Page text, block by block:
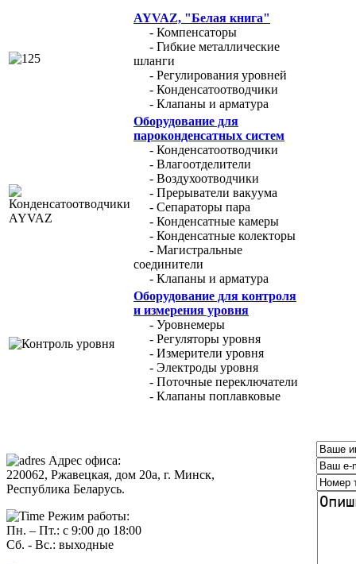
AYVAZ, "Белая книга"
- Компенсаторы
- Гибкие металлические
шланги
- Регулирования уровней
- Конденсатоотводчики
- Клапаны и арматура
Оборудование для
пароконденсатных систем
- Конденсатоотводчики
- Влагоотделители
- Воздухоотводчики
- Прерыватели вакуума
- Сепараторы пара
- Конденсатные камеры
- Конденсатные колекторы
- Магистральные
соединители
- Клапаны и арматура
Оборудование для контроля
и измерения уровня
- Уровнемеры
- Регуляторы уровня
- Измерители уровня
- Электроды уровня
- Поточные переключатели
- Клапаны поплавковые
Адрес офиса:
220062, Ржавецкая, дом 20а, г. Минск,
Республика Беларусь.
Режим работы:
Пн. – Пт.: с 9:00 до 18:00
Сб. - Вс.: выходные